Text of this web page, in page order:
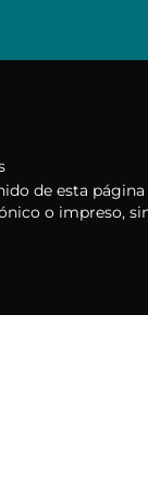
de esta página
o impreso,